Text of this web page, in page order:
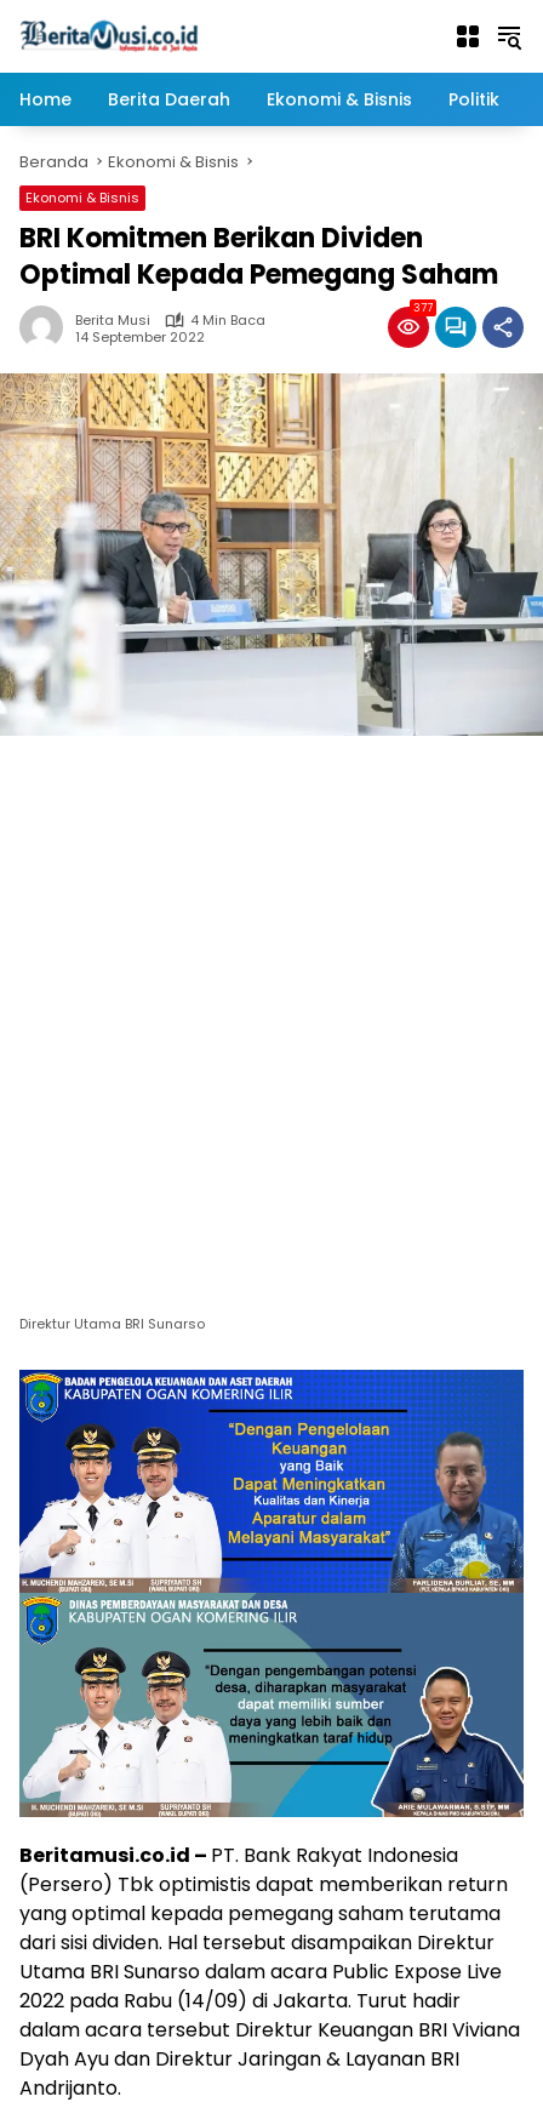
Home
Berita Daerah Ekonomi & Bisnis Politik
Beranda Ekonomi & Bisnis
Ekonomi & Bisnis
BRI Komitmen Berikan Dividen
Optimal Kepada Pemegang Saham
Berita Musi
4 Min Baca
14 September 2022
377
Direktur Utama BRI Sunarso
Beritamusi.co.id – PT. Bank Rakyat Indonesia
(Persero) Tbk optimistis dapat memberikan return
yang optimal kepada pemegang saham terutama
dari sisi dividen. Hal tersebut disampaikan Direktur
Utama BRI Sunarso dalam acara Public Expose Live
2022 pada Rabu (14/09) di Jakarta. Turut hadir
dalam acara tersebut Direktur Keuangan BRI Viviana
Dyah Ayu dan Direktur Jaringan & Layanan BRI
Andrijanto.